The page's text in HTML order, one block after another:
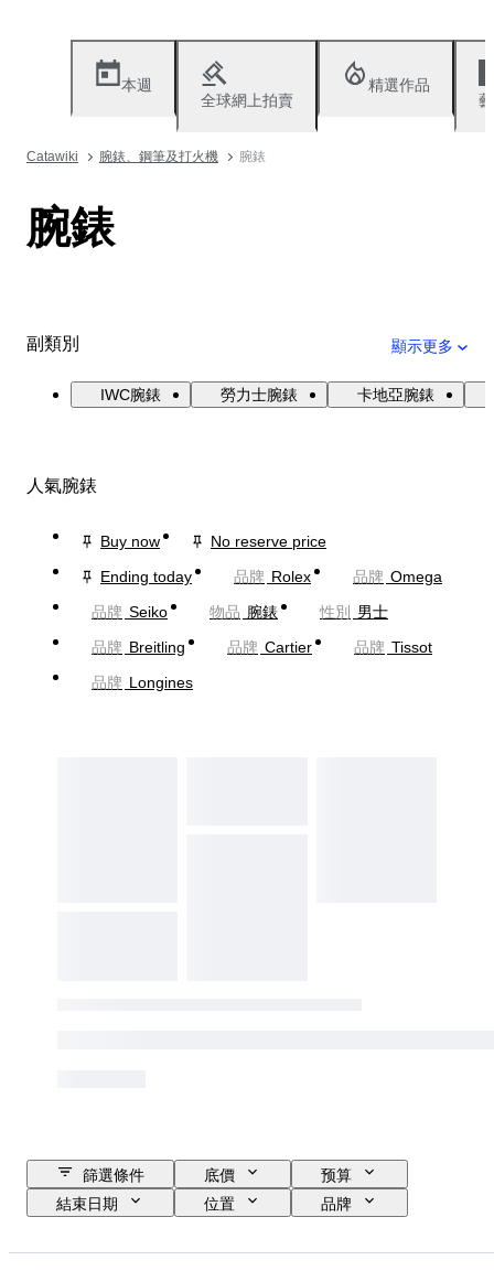
本週
全球網上拍賣
精選作品
Catawiki 腕錶、鋼筆及打火機 腕錶
腕錶
副類別 顯示更多
IWC腕錶 勞力士腕錶 卡地亞腕錶
人氣腕錶
Buy now
No reserve price
Ending today
品牌 Rolex 品牌 Omega
品牌 Seiko 物品 腕錶 性別
男士
品牌 Breitling 品牌 Cartier 品牌 Tissot
品牌 Longines
篩選條件 底價
预算
結束日期
位置
品牌